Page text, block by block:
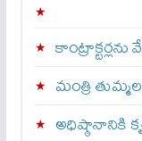
కాంట్రాక్టర్లను
మంత్రి
అధిష్ఠానానికి